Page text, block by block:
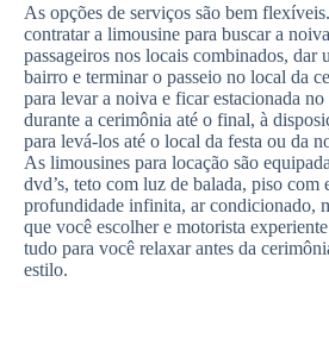
As opções de serviços são bem
contratar a limousine para buscar a
passageiros nos locais combinados, dar
bairro e terminar o passeio no local da
para levar a noiva e ficar estacionada
durante a cerimônia até o final, à
para levá-los até o local da festa ou da
As limousines para locação são
dvd’s, teto com luz de balada, piso com
profundidade infinita, ar condicionado,
que você escolher e motorista
tudo para você relaxar antes da
estilo.